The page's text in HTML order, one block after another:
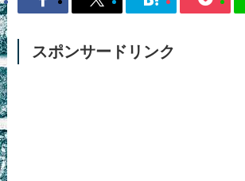
スポンサードリンク